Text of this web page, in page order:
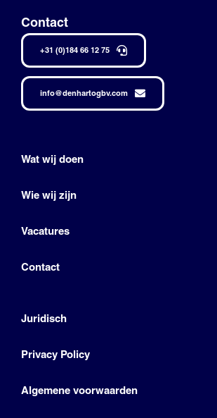
Contact
+31 (0)184 66 12 75
info@denhartogbv.com
Wat wij doen
Wie wij zijn
Vacatures
Contact
Juridisch
Privacy Policy
Algemene voorwaarden